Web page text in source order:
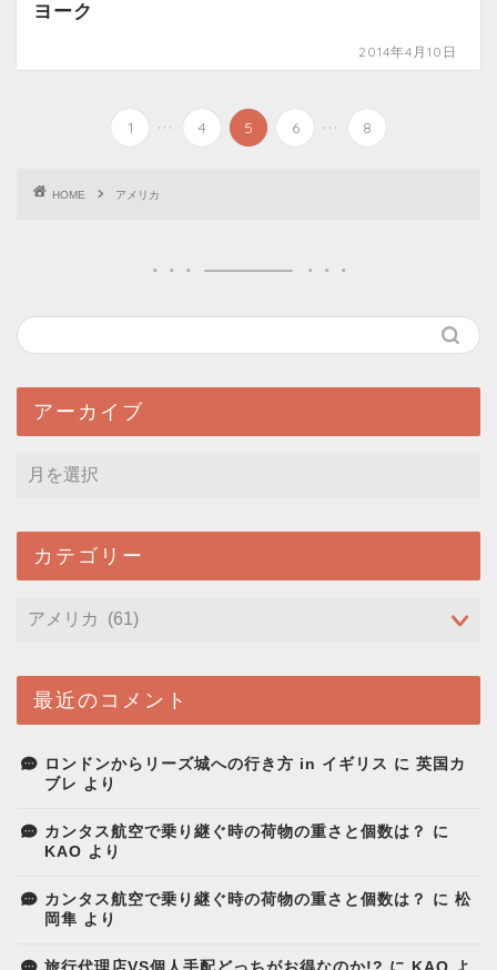
ヨーク
2014年4月10日
1 ... 4 5 6 ... 8
HOME アメリカ
アーカイブ
カテゴリー
最近のコメント
ロンドンからリーズ城への行き方 in イギリス に 英国カ
ブレ より
カンタス航空で乗り継ぐ時の荷物の重さと個数は？
に
KAO より
カンタス航空で乗り継ぐ時の荷物の重さと個数は？ に 松
岡隼 より